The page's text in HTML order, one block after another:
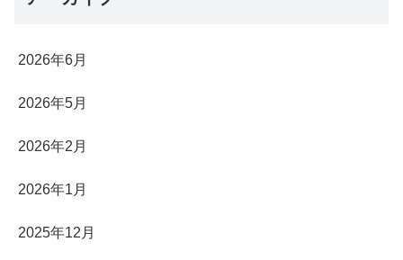
2026年6月
2026年5月
2026年2月
2026年1月
2025年12月